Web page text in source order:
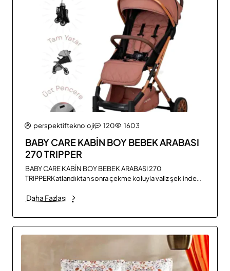
21
Kas
perspektifteknoloji 120 1603
BABY CARE KABİN BOY BEBEK ARABASI
270 TRIPPER
BABY CARE KABİN BOY BEBEK ARABASI 270
TRIPPERKatlandıktan sonra çekme koluyla valiz şeklinde
rüzgarlıkHavalandırma FilesiÇıkarılabilir ön barTam yatar
kullanılabilmeÜst gözetleme penceresiEkstra uzayan
fermuarlı tenteDiğer elden taksitle bebek arabaları..
Daha Fazlası